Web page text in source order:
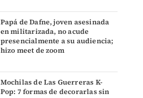
Papá de Dafne, joven asesinada
en militarizada, no acude
presencialmente a su audiencia;
hizo meet de zoom
Mochilas de Las Guerreras K-
Pop: 7 formas de decorarlas sin